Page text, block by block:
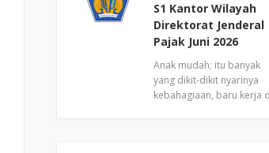
S1 Kantor Wilayah
Direktorat Jenderal
Pajak Juni 2026
Anak mudah; itu banyak
yang dikit-dikit nyarinya
kebahagiaan, baru kerja